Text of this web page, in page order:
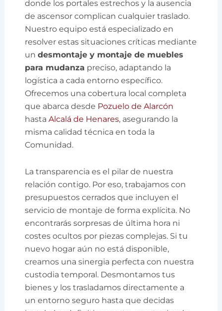
donde los portales estrechos y la ausencia
de ascensor complican cualquier traslado.
Nuestro equipo está especializado en
resolver estas situaciones críticas mediante
undesmontaje y montaje de muebles
para mudanza preciso, adaptando la
logística a cada entorno específico.
Ofrecemos una cobertura local completa
que abarca desde Pozuelo de Alarcón
hastaAlcalá de Henares, asegurando la
misma calidad técnica en toda la
Comunidad.
La transparencia es el pilar de nuestra
relación contigo. Por eso, trabajamos con
presupuestos cerrados que incluyen el
servicio de montaje de forma explícita. No
encontrarás sorpresas de última hora ni
costes ocultos por piezas complejas. Si tu
nuevo hogar aún no está disponible,
creamos una sinergia perfecta con nuestra
custodia temporal. Desmontamos tus
bienes y los trasladamos directamente a
un entorno seguro hasta que decidas